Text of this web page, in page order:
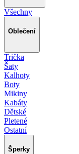
Všechny
Oblečení
Trička
Šaty
Kalhoty
Boty
Mikiny
Kabáty
Dětské
Pletené
Ostatní
Šperky